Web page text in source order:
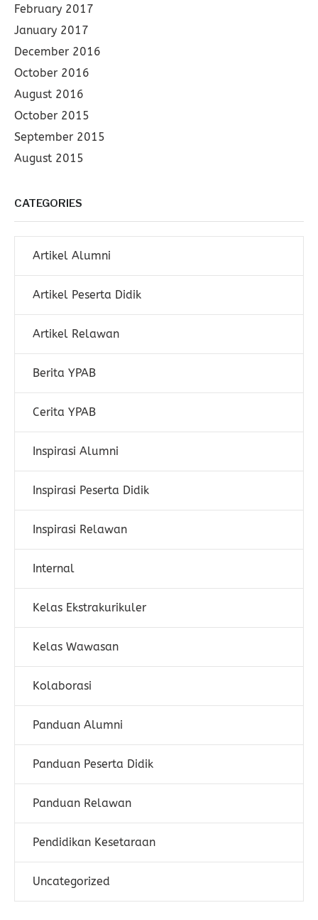
February 2017
January 2017
December 2016
October 2016
August 2016
October 2015
September 2015
August 2015
CATEGORIES
Artikel Alumni
Artikel Peserta Didik
Artikel Relawan
Berita YPAB
Cerita YPAB
Inspirasi Alumni
Inspirasi Peserta Didik
Inspirasi Relawan
Internal
Kelas Ekstrakurikuler
Kelas Wawasan
Kolaborasi
Panduan Alumni
Panduan Peserta Didik
Panduan Relawan
Pendidikan Kesetaraan
Uncategorized